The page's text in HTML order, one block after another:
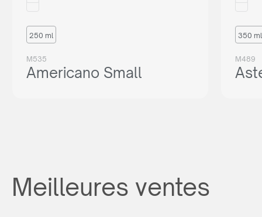
250 ml
M535
Americano Small
350 ml
M489
Meilleures ventes